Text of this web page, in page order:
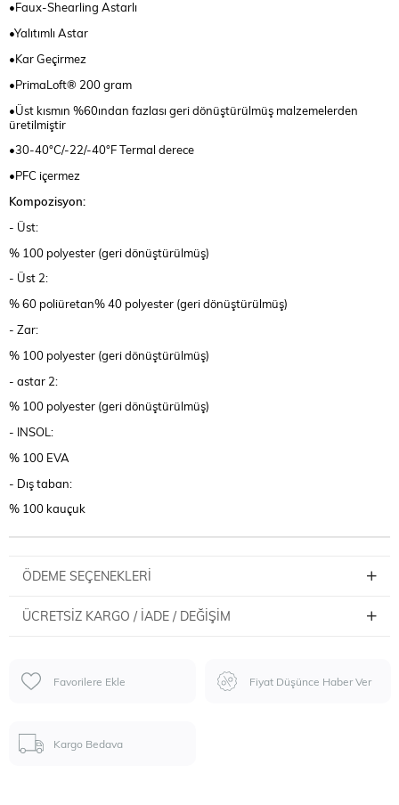
•Faux-Shearling Astarlı
•Yalıtımlı Astar
•Kar Geçirmez
•PrimaLoft® 200 gram
•Üst kısmın %60ından fazlası geri dönüştürülmüş malzemelerden
üretilmiştir
•30-40°C/-22/-40°F Termal derece
•PFC içermez
Kompozisyon:
- Üst:
% 100 polyester (geri dönüştürülmüş)
- Üst 2:
% 60 poliüretan% 40 polyester (geri dönüştürülmüş)
- Zar:
% 100 polyester (geri dönüştürülmüş)
- astar 2:
% 100 polyester (geri dönüştürülmüş)
- INSOL:
% 100 EVA
- Dış taban:
% 100 kauçuk
ÖDEME SEÇENEKLERI
ÜCRETSIZ KARGO / İADE / DEĞIŞIM
Favorilere Ekle Fiyat Düşünce Haber Ver
Kargo Bedava